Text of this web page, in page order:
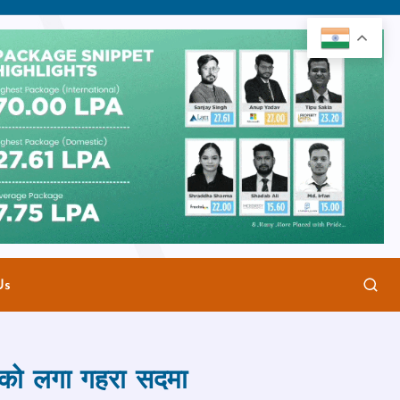
लगा गहरा सदमा